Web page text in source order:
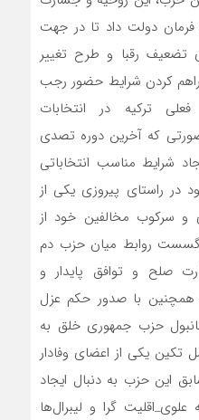
دولت داد تا در جهت
تضعیف رقبا و طرح تغییر
کردن شرایط حضور رجب
ترکیه در انتخابات
سال ۲۰۲۸ در صورتی که آخرین دوره تصدی
شرایط مناسب انتخاباتی
۲۰۲۸ به نفع خود در راستای پیروزی یکی از
سرکوب مخالفین خود از
روابط میان حزب دم
صلح و توافق پایدار و
همچنین با صدور حکم عزل
حزب جمهوری خلق به
تکین یکی از اعضای وفادار
این حزب به دنبال ایجاد
گرا و لیبرال‌ها